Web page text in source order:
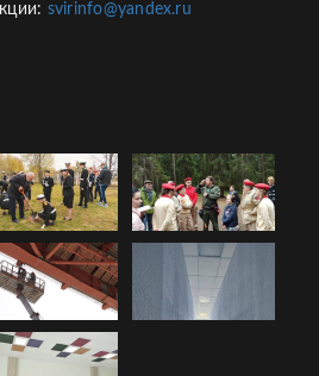
svirinfo@yandex.ru